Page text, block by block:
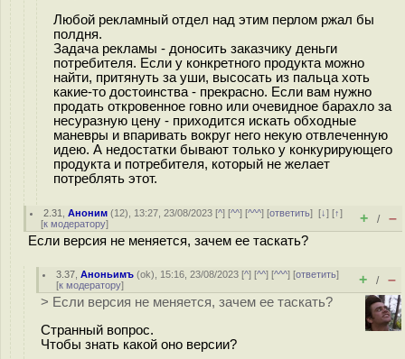
Любой рекламный отдел над этим перлом ржал бы
полдня.
Задача рекламы - доносить заказчику деньги
потребителя. Если у конкретного продукта можно
найти, притянуть за уши, высосать из пальца хоть
какие-то достоинства - прекрасно. Если вам нужно
продать откровенное говно или очевидное барахло за
несуразную цену - приходится искать обходные
маневры и впаривать вокруг него некую отвлеченную
идею. А недостатки бывают только у конкурирующего
продукта и потребителя, который не желает
потреблять этот.
2.31 ,Аноним (12), 13:27, 23/08/2023 [^] [^^] [^^^] [ответить][↓] [↑]
[к модератору] + / –
Если версия не меняется, зачем ее таскать?
3.37 ,Аноньимъ (ok), 15:16, 23/08/2023 [^] [^^] [^^^] [ответить]
[к модератору] + / –
> Если версия не меняется, зачем ее таскать?
Странный вопрос.
Чтобы знать какой оно версии?